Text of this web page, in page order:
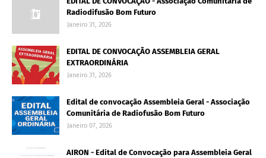
Radiodifusão Bom Futuro
Janeiro 31, 2026
EDITAL DE CONVOCAÇÃO ASSEMBLEIA GERAL
EXTRAORDINÁRIA
Janeiro 31, 2026
Edital de convocação Assembleia Geral - Associação
Comunitária de Radiofusão Bom Futuro
Janeiro 07, 2026
AIRON - Edital de Convocação para Assembleia Geral